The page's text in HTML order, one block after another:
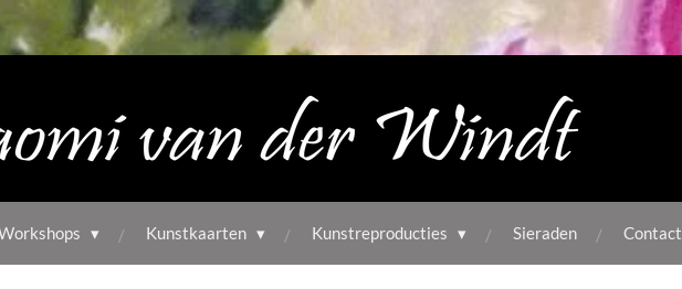
Kunstkaarten Kunstreproducties Sieraden Contact